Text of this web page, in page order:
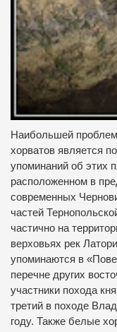
Наибольшей
хорватов является
упоминаний об этих
расположенном в
современных
частей
частично на
верховьях рек
упоминаются в
перечне других
участники похода
третий в походе
году. Также белые